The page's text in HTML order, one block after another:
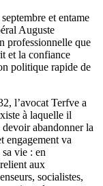
et entame
Auguste
professionnelle que
et la confiance
politique rapide de
l’avocat Terfve a
à laquelle il
devoir abandonner la
engagement va
vie : en
aux
socialistes,